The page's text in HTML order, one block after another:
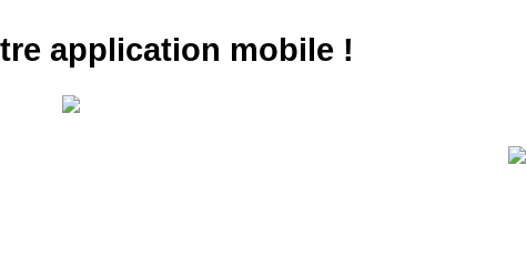
application mobile !